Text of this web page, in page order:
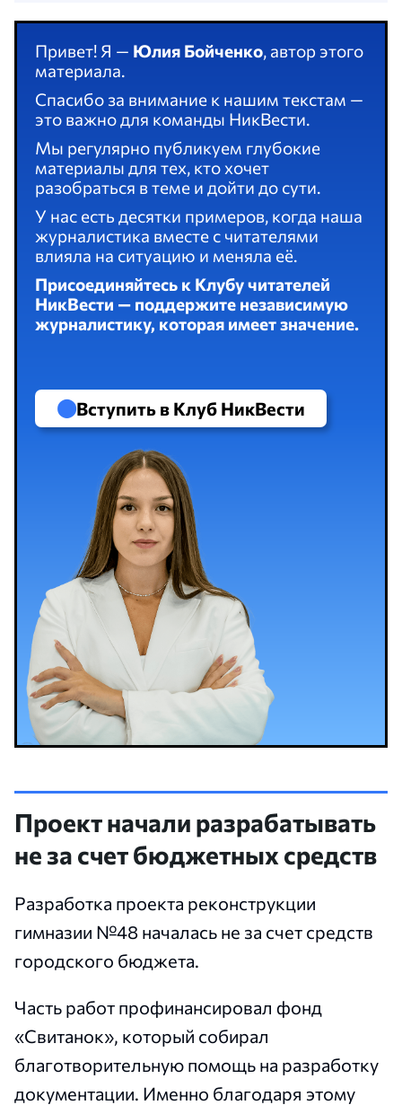
Привет! Я — Юлия Бойченко, автор этого
материала.
Спасибо за внимание к нашим текстам —
это важно для команды НикВести.
Мы регулярно публикуем глубокие
материалы для тех, кто хочет
разобраться в теме и дойти до сути.
У нас есть десятки примеров, когда наша
журналистика вместе с читателями
влияла на ситуацию и меняла её.
Присоединяйтесь к Клубу читателей
НикВести — поддержите независимую
журналистику, которая имеет значение.
Вступить в Клуб НикВести
Проект начали разрабатывать
не за счет бюджетных средств
Разработка проекта реконструкции
гимназии №48 началась не за счет средств
городского бюджета.
Часть работ профинансировал фонд
«Свитанок», который собирал
благотворительную помощь на разработку
документации. Именно благодаря этому